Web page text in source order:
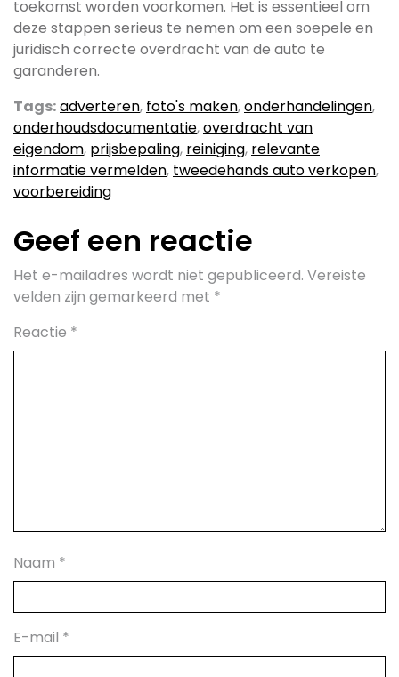
toekomst worden voorkomen. Het is essentieel om
deze stappen serieus te nemen om een soepele en
juridisch correcte overdracht van de auto te
garanderen.
Tags:adverteren, foto's maken,onderhandelingen,
onderhoudsdocumentatie,overdracht van
eigendom, prijsbepaling, reiniging, relevante
informatie vermelden, tweedehands auto verkopen,
voorbereiding
Geef een reactie
Het e-mailadres wordt niet gepubliceerd. Vereiste
velden zijn gemarkeerd met *
Reactie *
Naam *
E-mail *